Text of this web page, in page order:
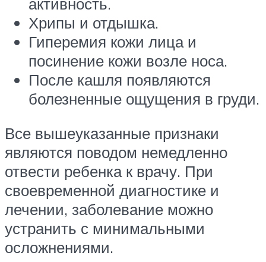
Хрипы и отдышка.
Гиперемия кожи лица и
посинение кожи возле носа.
После кашля появляются
болезненные ощущения в груди.
Все вышеуказанные признаки
являются поводом немедленно
отвести ребенка к врачу. При
своевременной диагностике и
лечении, заболевание можно
устранить с минимальными
осложнениями.